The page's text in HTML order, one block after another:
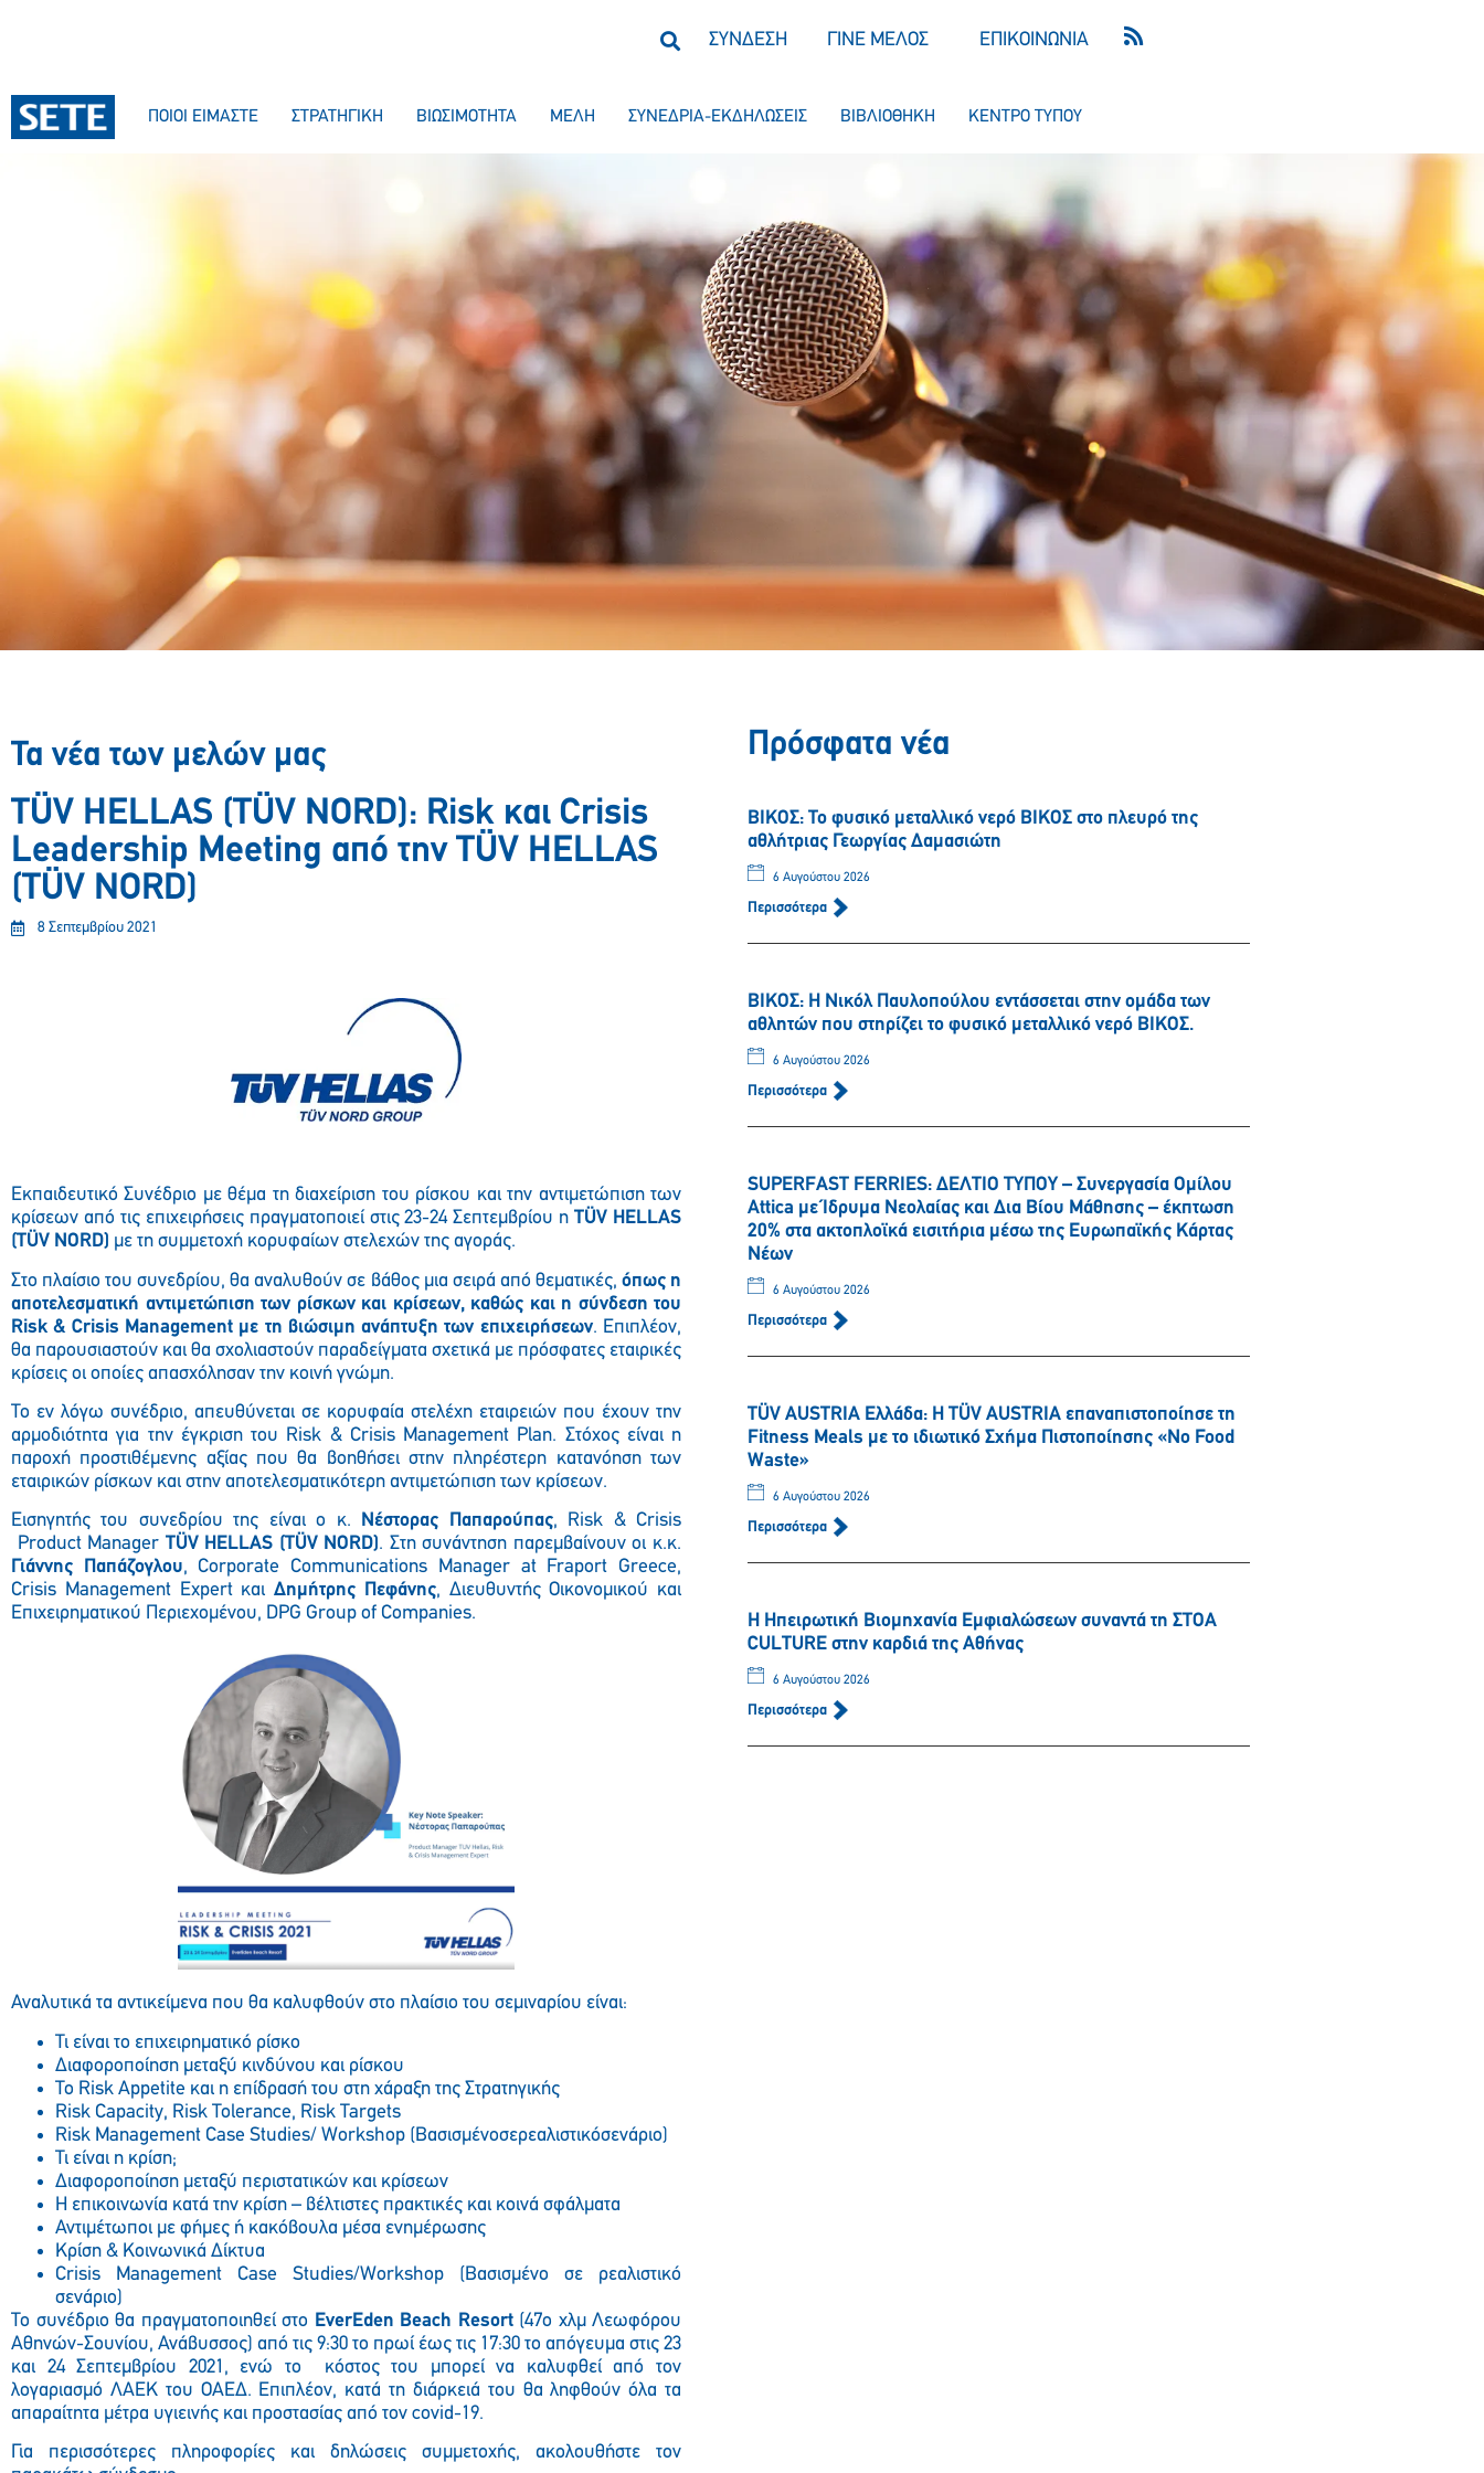
ΣΥΝΔΕΣΗ ΓΙΝΕ ΜΕΛΟΣ ΕΠΙΚΟΙΝΩΝΙΑ
ΠΟΙΟΙ ΕΙΜΑΣΤΕ ΣΤΡΑΤΗΓΙΚΗ ΒΙΩΣΙΜΟΤΗΤΑ ΜΕΛΗ ΣΥΝΕΔΡΙΑ-ΕΚΔΗΛΩΣΕΙΣ ΒΙΒΛΙΟΘΗΚΗ ΚΕΝΤΡΟ ΤΥΠΟΥ
Τα νέα των μελών μας
TÜV HELLAS (TÜV NORD): Risk και Crisis
Leadership Meeting από την TÜV HELLAS
(TÜV NORD)
8 Σεπτεμβρίου 2021
Εκπαιδευτικό Συνέδριο με θέμα τη διαχείριση του ρίσκου και την αντιμετώπιση των
κρίσεων από τις επιχειρήσεις πραγματοποιεί στις 23-24 Σεπτεμβρίου ηTÜV HELLAS
(TÜV NORD) με τη συμμετοχή κορυφαίων στελεχών της αγοράς.
Στο πλαίσιο του συνεδρίου, θα αναλυθούν σε βάθος μια σειρά από θεματικές, όπως η
αποτελεσματική αντιμετώπιση των ρίσκων και κρίσεων, καθώς και η σύνδεση του
Risk & Crisis Management με τη βιώσιμη ανάπτυξη των επιχειρήσεων. Επιπλέον,
θα παρουσιαστούν και θα σχολιαστούν παραδείγματα σχετικά με πρόσφατες εταιρικές
κρίσεις οι οποίες απασχόλησαν την κοινή γνώμη.
Το εν λόγω συνέδριο, απευθύνεται σε κορυφαία στελέχη εταιρειών που έχουν την
αρμοδιότητα για την έγκριση του Risk & Crisis Management Plan. Στόχος είναι η
παροχή προστιθέμενης αξίας που θα βοηθήσει στην πληρέστερη κατανόηση των
εταιρικών ρίσκων και στην αποτελεσματικότερη αντιμετώπιση των κρίσεων.
Εισηγητής του συνεδρίου της είναι ο κ. Νέστορας Παπαρούπας, Risk & Crisis
Product Manager TÜV HELLAS (TÜV NORD). Στη συνάντηση παρεμβαίνουν οι κ.κ.
Γιάννης Παπάζογλου, Corporate Communications Manager at Fraport Greece,
Crisis Management Expert και Δημήτρης Πεφάνης, Διευθυντής Οικονομικού και
Επιχειρηματικού Περιεχομένου, DPG Group of Companies.
Αναλυτικά τα αντικείμενα που θα καλυφθούν στο πλαίσιο του σεμιναρίου είναι:
Τι είναι το επιχειρηματικό ρίσκο
Διαφοροποίηση μεταξύ κινδύνου και ρίσκου
Το Risk Appetite και η επίδρασή του στη χάραξη της Στρατηγικής
Risk Capacity, Risk Tolerance, Risk Targets
Risk Management Case Studies/ Workshop (Βασισμένοσερεαλιστικόσενάριο)
Τι είναι η κρίση;
Διαφοροποίηση μεταξύ περιστατικών και κρίσεων
Η επικοινωνία κατά την κρίση – βέλτιστες πρακτικές και κοινά σφάλματα
Αντιμέτωποι με φήμες ή κακόβουλα μέσα ενημέρωσης
Κρίση & Κοινωνικά Δίκτυα
Crisis Management Case Studies/Workshop (Βασισμένο σε ρεαλιστικό
σενάριο)
Το συνέδριο θα πραγματοποιηθεί στο EverEden Beach Resort(47ο χλμ Λεωφόρου
Αθηνών-Σουνίου, Ανάβυσσος) από τις 9:30 το πρωί έως τις 17:30 το απόγευμα στις 23
και 24 Σεπτεμβρίου 2021, ενώ το κόστος του μπορεί να καλυφθεί από τον
λογαριασμό ΛΑΕΚ του ΟΑΕΔ. Επιπλέον, κατά τη διάρκειά του θα ληφθούν όλα τα
απαραίτητα μέτρα υγιεινής και προστασίας από τον covid-19.
Για περισσότερες πληροφορίες και δηλώσεις συμμετοχής, ακολουθήστε τον
Πρόσφατα νέα
ΒΙΚΟΣ: Το φυσικό μεταλλικό νερό ΒΙΚΟΣ στο πλευρό της
αθλήτριας Γεωργίας Δαμασιώτη
6 Αυγούστου 2026
Περισσότερα
ΒΙΚΟΣ: Η Νικόλ Παυλοπούλου εντάσσεται στην ομάδα των
αθλητών που στηρίζει το φυσικό μεταλλικό νερό ΒΙΚΟΣ.
6 Αυγούστου 2026
Περισσότερα
SUPERFAST FERRIES: ΔΕΛΤΙΟ ΤΥΠΟΥ – Συνεργασία Ομίλου
Attica με Ίδρυμα Νεολαίας και Δια Βίου Μάθησης – έκπτωση
20% στα ακτοπλοϊκά εισιτήρια μέσω της Ευρωπαϊκής Κάρτας
Νέων
6 Αυγούστου 2026
Περισσότερα
TÜV AUSTRIA Ελλάδα: Η TÜV AUSTRIA επαναπιστοποίησε τη
Fitness Meals με το ιδιωτικό Σχήμα Πιστοποίησης «No Food
Waste»
6 Αυγούστου 2026
Περισσότερα
Η Ηπειρωτική Βιομηχανία Εμφιαλώσεων συναντά τη ΣΤΟΑ
CULTURE στην καρδιά της Αθήνας
6 Αυγούστου 2026
Περισσότερα
Παρακαλώ περιμένετε…